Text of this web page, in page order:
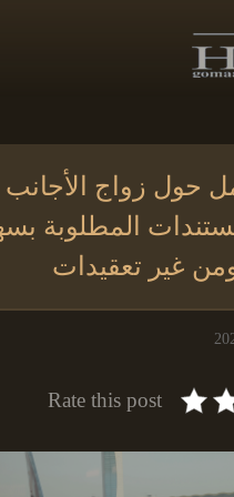
حول زواج
المطلوبة
غير تعقيدات
Rate this post